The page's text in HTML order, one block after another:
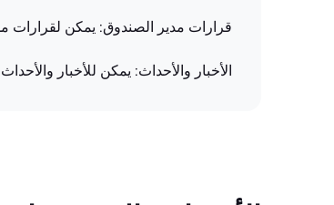
قرارات مدير الصندوق: يمكن لقرارات
الأخبار والأحداث: يمكن للأخبار